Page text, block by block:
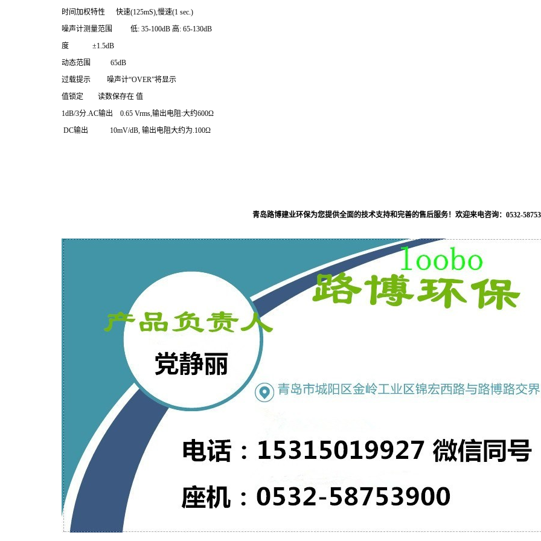
时间加权特性 快速(125mS), 慢速(1 sec.)
噪声计测量范围
低: 35-100dB 高: 65-130dB
度 ±1.5dB
动态范围
65dB
过载提示
噪声计“OVER”将显示
值锁定
读数保存在 值
1dB/3分 .AC输出 0.65 Vrms, 输出电阻 :大约600Ω
DC输出 10mV/dB, 输出电阻大约为 .100Ω
青岛路博建业环保为您提供全面的技术支持和完善的售后服务！欢迎来电咨询：0532-